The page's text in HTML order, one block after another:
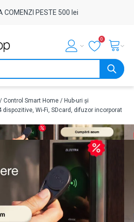
COMENZI PESTE 500 lei
0
/ Control Smart Home / Hub-uri și
dispozitive, Wi-Fi, SDcard, difuzor incorporat